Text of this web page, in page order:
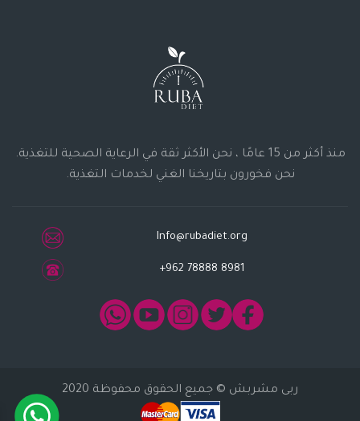
منذ أكثر من 15 عامًا ، نحن الأكثر ثقة في الرعاية الصحية للتغذية.
نحن فخورون بتاريخنا الغني لخدمات التغذية.
Info@rubadiet.org
+962 78888 8981
ربى مشربش © جميع الحقوق محفوظة 2020